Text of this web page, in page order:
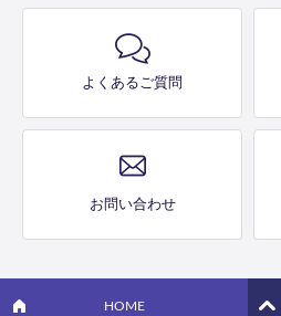
よくあるご質問
お問い合わせ
HOME